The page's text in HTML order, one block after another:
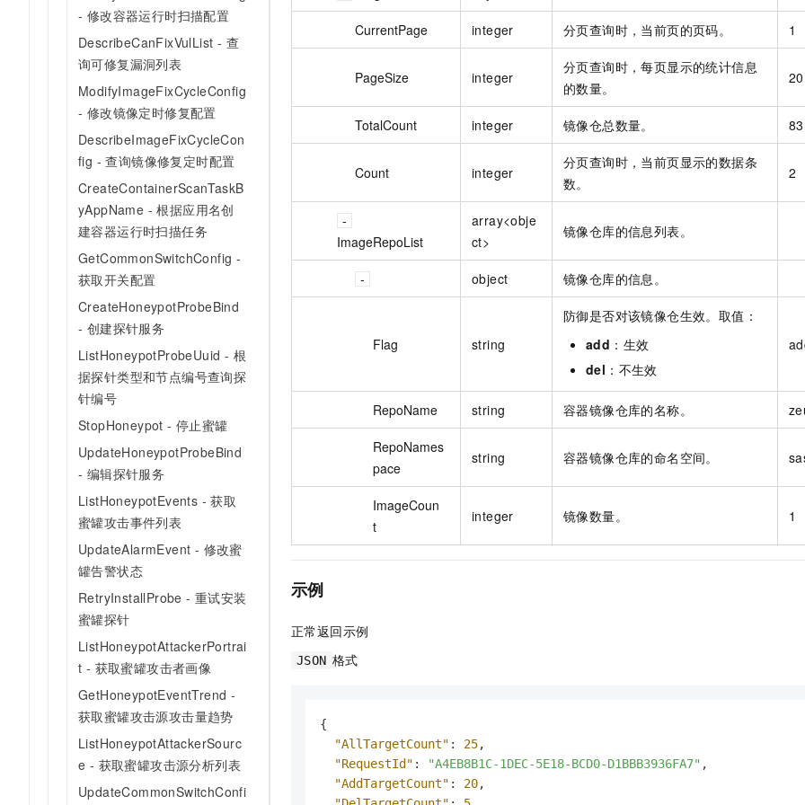
- 修改容器运行时扫描配置
DescribeCanFixVulList - 查
询可修复漏洞列表
ModifyImageFixCycleConfig
- 修改镜像定时修复配置
DescribeImageFixCycleCon
fig - 查询镜像修复定时配置
CreateContainerScanTaskB
yAppName - 根据应用名创
建容器运行时扫描任务
GetCommonSwitchConfig -
获取开关配置
CreateHoneypotProbeBind
- 创建探针服务
ListHoneypotProbeUuid - 根
据探针类型和节点编号查询探
针编号
StopHoneypot - 停止蜜罐
UpdateHoneypotProbeBind
- 编辑探针服务
ListHoneypotEvents - 获取
蜜罐攻击事件列表
UpdateAlarmEvent - 修改蜜
罐告警状态
RetryInstallProbe - 重试安装
蜜罐探针
ListHoneypotAttackerPortrai
t - 获取蜜罐攻击者画像
GetHoneypotEventTrend -
获取蜜罐攻击源攻击量趋势
ListHoneypotAttackerSourc
e - 获取蜜罐攻击源分析列表
UpdateCommonSwitchConfi
CurrentPage integer 分页查询时，当前页的页码。 1
PageSize integer
分页查询时，每页显示的统计信息
的数量。
20
TotalCount integer 镜像仓总数量。 83
Count integer
分页查询时，当前页显示的数据条
数。
2
ImageRepoList
array<obje
ct>
镜像仓库的信息列表。
object 镜像仓库的信息。
Flag string
防御是否对该镜像仓生效。取值：
add ：生效
del ：不生效
RepoName string 容器镜像仓库的名称。
RepoNames
pace
string 容器镜像仓库的命名空间。
ImageCoun
t
integer 镜像数量。 1
示例
正常返回示例
JSON 格式
{
"AllTargetCount" : 25,
"RequestId" : "A4EB8B1C-1DEC-5E18-BCD0-D1BBB3936FA7" ,
"AddTargetCount" : 20,